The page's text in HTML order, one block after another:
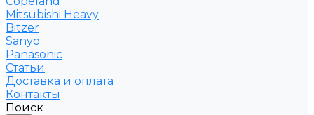
Mitsubishi Heavy
Bitzer
Sanyo
Рanasonic
Статьи
Доставка и оплата
Контакты
Поиск